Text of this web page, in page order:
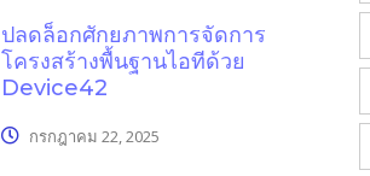
ปลดล็อกศักยภาพการจัดการ
โครงสร้างพื้นฐานไอทีด้วย
Device42
กรกฎาคม 22, 2025